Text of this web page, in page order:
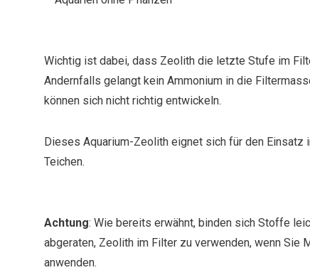
Wichtig ist dabei, dass Zeolith die letzte Stufe im
Andernfalls gelangt kein Ammonium in die
können sich nicht richtig entwickeln.
Dieses Aquarium-Zeolith eignet sich für den Einsatz
Teichen.
Achtung: Wie bereits erwähnt, binden sich Stoffe
abgeraten, Zeolith im Filter zu verwenden, wenn Sie
anwenden.